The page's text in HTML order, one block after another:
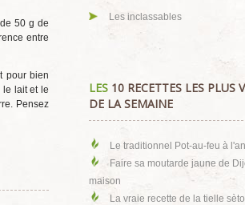
50 g de
entre
pour bien
le lait et le
Pensez
Les inclassables
LES 10 RECETTES LES PLUS
DE LA SEMAINE
Le traditionnel Pot-au-feu à
Faire sa moutarde jaune de
maison
La vraie recette de la tielle